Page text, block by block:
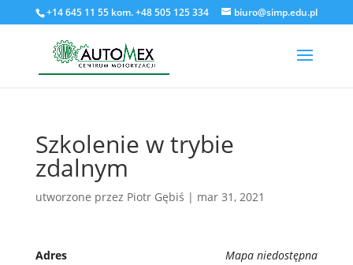
+14 645 11 55 kom. +48 505 125 334 biuro@simp.edu.pl
Szkolenie w trybie
zdalnym
utworzone przez Piotr Gębiś | mar 31, 2021
Mapa niedostępna
Adres